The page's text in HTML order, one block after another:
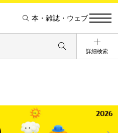
本・雑誌・ウェブ
詳細検索